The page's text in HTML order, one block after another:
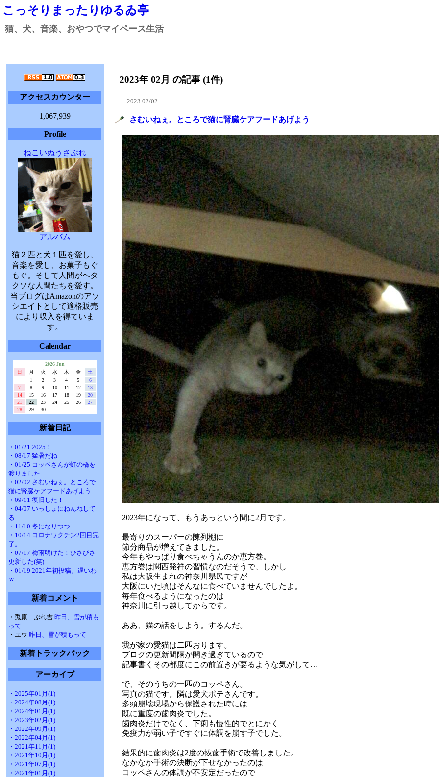
こっそりまったりゆるゐ亭
猫、犬、音楽、おやつでマイペース生活
アクセスカウンター
1,067,939
Profile
ねこいぬうさぷれ
アルバム
猫２匹と犬１匹を愛し、
音楽を愛し、お菓子もぐ
もぐ。そして人間がヘタ
クソな人間たちを愛す。
当ブログはAmazonのアソ
シエイトとして適格販売
により収入を得ていま
す。
Calendar
2026 Jun
日
月 火 水 木 金
土
1
2 3 4 5
6
7
8 9 10 11 12
13
14
15 16 17 18 19
20
21
22 23 24 25 26
27
28
29 30
新着日記
・01/21 2025！
・08/17 猛暑だね
・01/25 コッペさんが虹の橋を
渡りました
・02/02 さむいねぇ。ところで
猫に腎臓ケアフードあげよう
・09/11 復旧した！
・04/07 いっしょにねんねして
る
・11/10 冬になりつつ
・10/14 コロナワクチン2回目完
了。
・07/17 梅雨明けた！ひさびさ
更新した(笑)
・01/19 2021年初投稿。遅いわ
ｗ
新着コメント
・兎原 ぷれ吉 昨日、雪が積も
って
・ユウ 昨日、雪が積もって
新着トラックバック
アーカイブ
・2025年01月(1)
・2024年08月(1)
・2024年01月(1)
・2023年02月(1)
・2022年09月(1)
・2022年04月(1)
・2021年11月(1)
・2021年10月(1)
・2021年07月(1)
・2021年01月(1)
2023年 02月 の記事 (1件)
2023 02/02
さむいねぇ。ところで猫に腎臓ケアフードあげよう
2023年になって、もうあっという間に2月です。
最寄りのスーパーの陳列棚に
節分商品が増えてきました。
今年もやっぱり食べちゃうんのか恵方巻。
恵方巻は関西発祥の習慣なのだそうで、しかし
私は大阪生まれの神奈川県民ですが
大阪にいた頃はそんなに食べていませんでしたよ。
毎年食べるようになったのは
神奈川に引っ越してからです。
ああ、猫の話をしよう。するんだ。
我が家の愛猫は二匹おります。
ブログの更新間隔が開き過ぎているので
記事書くその都度にこの前置きが要るような気がして…
で、そのうちの一匹のコッペさん。
写真の猫です。隣は愛犬ポテさんです。
多頭崩壊現場から保護された時には
既に重度の歯肉炎でした。
歯肉炎だけでなく、下痢も慢性的でとにかく
免疫力が弱い子ですぐに体調を崩す子でした。
結果的に歯肉炎は2度の抜歯手術で改善しました。
なかなか手術の決断が下せなかったのは
コッペさんの体調が不安定だったので